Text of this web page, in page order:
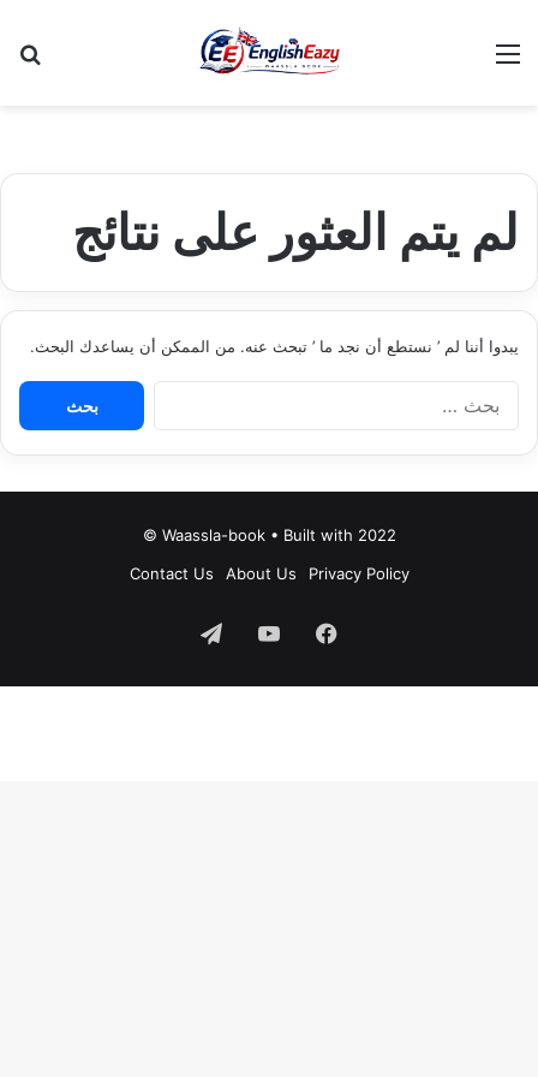
القائمة
لم يتم العثور على نتائج
يبدوا أننا لم ’ نستطع أن نجد ما ’ تبحث عنه. من الممكن أن يساعدك البحث.
البحث
Waassla-book • Built with 2022 ©
Privacy Policy
About Us
Contact Us
فيسبوك‫YouTubeتيلقرام